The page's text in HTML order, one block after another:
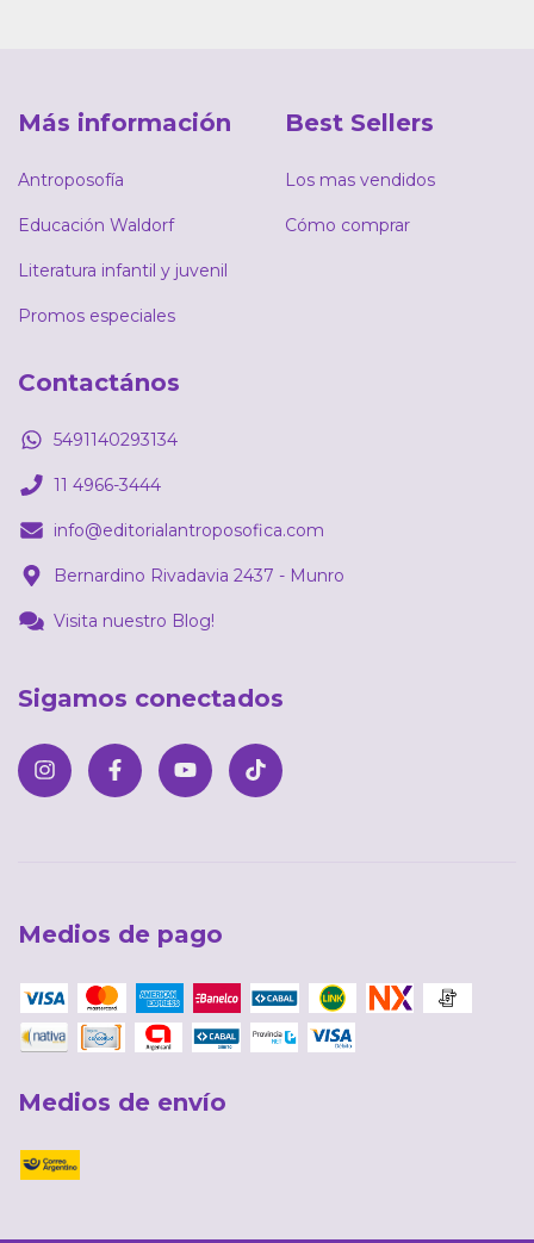
Más información
Antroposofía
Educación Waldorf
Literatura infantil y juvenil
Promos especiales
Best Sellers
Los mas vendidos
Cómo comprar
Contactános
5491140293134
11 4966-3444
info@editorialantroposofica.com
Bernardino Rivadavia 2437 - Munro
Visita nuestro Blog!
Sigamos conectados
Medios de pago
Medios de envío